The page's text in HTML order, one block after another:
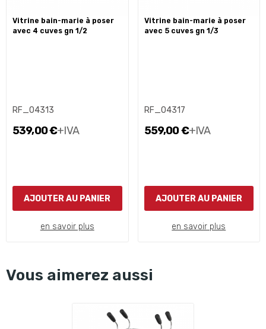
vitrine bain-marie à poser
avec 4 cuves gn 1/2
RF_04313
539,00 €+IVA
AJOUTER AU PANIER
en savoir plus
vitrine bain-marie à poser
avec 5 cuves gn 1/3
RF_04317
559,00 €+IVA
AJOUTER AU PANIER
en savoir plus
Vous aimerez aussi